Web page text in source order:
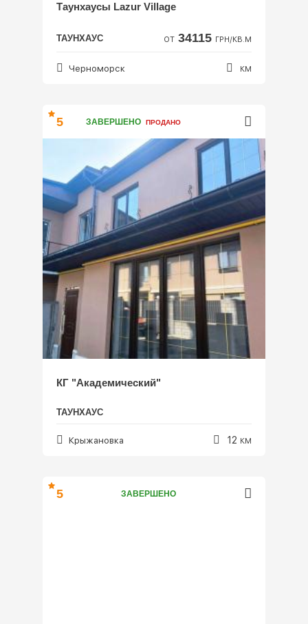
Таунхаусы Lazur Village
ТАУНХАУС ОТ 34115 ГРН/КВ.М
Черноморск КМ
5 ЗАВЕРШЕНО ПРОДАНО
КГ "Академический"
ТАУНХАУС
Крыжановка 12 КМ
5 ЗАВЕРШЕНО